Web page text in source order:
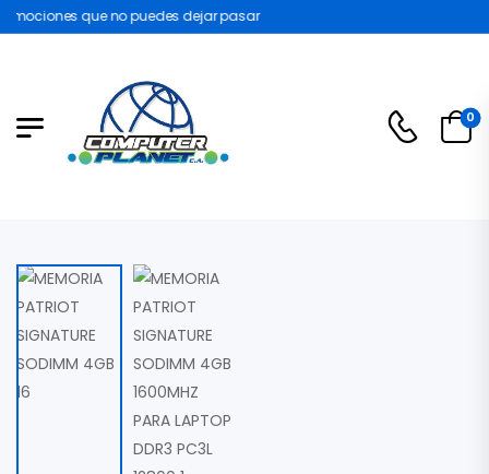
que no puedes dejar pasar
0